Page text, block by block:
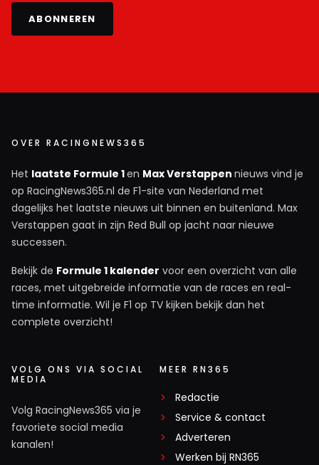
ABONNEREN
OVER RACINGNEWS365
Het laatste Formule 1en Max Verstappen nieuws vind je
op RacingNews365.nl de F1-site van Nederland met
dagelijks het laatste nieuws uit binnen en buitenland. Max
Verstappen gaat in zijn Red Bull op jacht naar nieuwe
successen.
Bekijk de Formule 1 kalender voor een overzicht van alle
races, met uitgebreide informatie van de races en real-
time informatie. Wil je F1 op TV kijken bekijk dan het
complete overzicht!
VOLG ONS VIA SOCIAL
MEDIA
Volg RacingNews365 via je
favoriete social media
kanalen!
MEER RN365
Redactie
Service & contact
Adverteren
Werken bij RN365